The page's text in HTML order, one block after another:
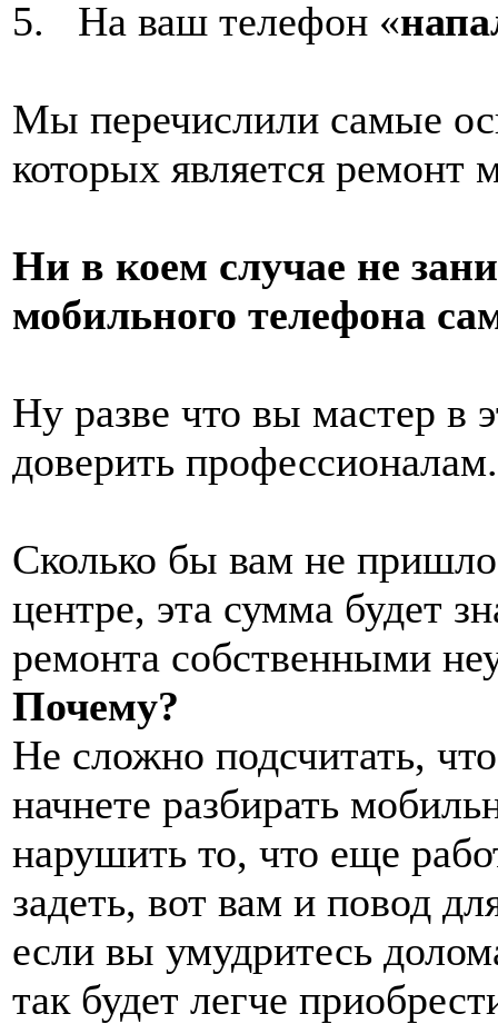
5. На ваш телефон «
Мы перечислили самые
которых является ремонт
Ни в коем случае не
мобильного телефона
Ну разве что вы мастер в
доверить профессионалам.
Сколько бы вам не
центре, эта сумма будет
ремонта собственными
Почему?
Не сложно подсчитать,
начнете разбирать
нарушить то, что еще
задеть, вот вам и повод
если вы умудритесь
так будет легче